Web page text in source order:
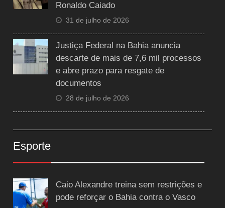
Ronaldo Caiado
31 de julho de 2026
Justiça Federal na Bahia anuncia
descarte de mais de 7,6 mil processos
e abre prazo para resgate de
documentos
28 de julho de 2026
Esporte
Caio Alexandre treina sem restrições e
pode reforçar o Bahia contra o Vasco